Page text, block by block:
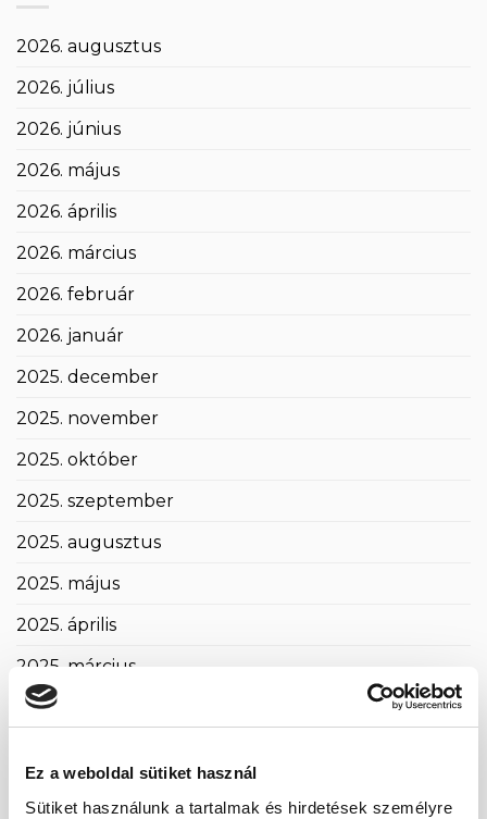
Ez a weboldal sütiket használ
Sütiket használunk a tartalmak és hirdetések személyre
2026. augusztus
2026. július
2026. június
2026. május
2026. április
2026. március
2026. február
2026. január
2025. december
2025. november
2025. október
2025. szeptember
2025. augusztus
2025. május
2025. április
2025. március
2025. február